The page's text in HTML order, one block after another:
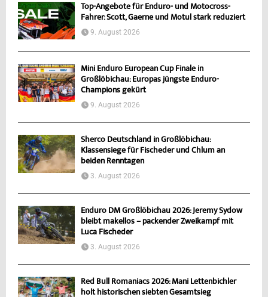
Top-Angebote für Enduro- und Motocross-
Fahrer: Scott, Gaerne und Motul stark reduziert
9. August 2026
Mini Enduro European Cup Finale in
Großlöbichau: Europas jüngste Enduro-
Champions gekürt
9. August 2026
Sherco Deutschland in Großlöbichau:
Klassensiege für Fischeder und Chlum an
beiden Renntagen
3. August 2026
Enduro DM Großlöbichau 2026: Jeremy Sydow
bleibt makellos – packender Zweikampf mit
Luca Fischeder
3. August 2026
Red Bull Romaniacs 2026: Mani Lettenbichler
holt historischen siebten Gesamtsieg